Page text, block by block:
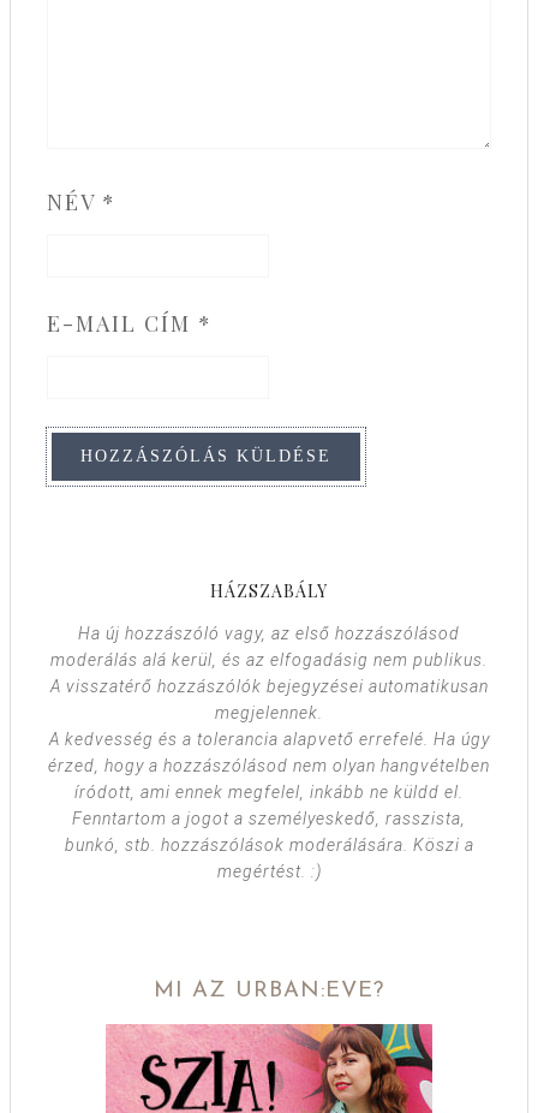
NÉV *
E-MAIL CÍM *
HÁZSZABÁLY
Ha új hozzászóló vagy, az első hozzászólásod
moderálás alá kerül, és az elfogadásig nem publikus.
A visszatérő hozzászólók bejegyzései automatikusan
megjelennek.
A kedvesség és a tolerancia alapvető errefelé. Ha úgy
érzed, hogy a hozzászólásod nem olyan hangvételben
íródott, ami ennek megfelel, inkább ne küldd el.
Fenntartom a jogot a személyeskedő, rasszista,
bunkó, stb. hozzászólások moderálására. Köszi a
megértést. :)
MI AZ URBAN:EVE?